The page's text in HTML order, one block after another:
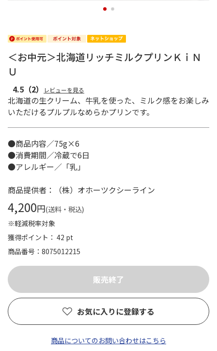
1 2
＜お中元＞北海道リッチミルクプリンＫｉＮ
Ｕ
4.5 （2） レビューを見る
北海道の生クリーム、牛乳を使った、ミルク感をお楽しみ
いただけるプルプルなめらかプリンです。
●商品内容／75g×6
●消費期間／冷蔵で6日
●アレルギー／「乳」
商品提供者：（株）オホーツクシーライン
4,200円(送料・税込)
※軽減税率対象
獲得ポイント： 42 pt
商品番号
8075012215
お気に入りに登録する
商品についてのお問い合わせはこちら